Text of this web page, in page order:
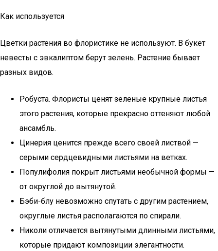
Как используется
Цветки растения во флористике не используют. В букет
невесты с эвкалиптом берут зелень. Растение бывает
разных видов.
Робуста. Флористы ценят зеленые крупные листья
этого растения, которые прекрасно оттеняют любой
ансамбль.
Цинерия ценится прежде всего своей листвой —
серыми сердцевидными листьями на ветках.
Популифолия покрыт листьями необычной формы —
от округлой до вытянутой.
Бэби-блу невозможно спутать с другим растением,
округлые листья располагаются по спирали.
Николи отличается вытянутыми длинными листьями,
которые придают композиции элегантности.